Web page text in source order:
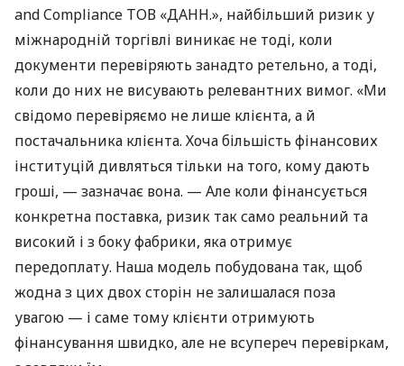
and Compliance ТОВ «ДАНН.», найбільший ризик у
міжнародній торгівлі виникає не тоді, коли
документи перевіряють занадто ретельно, а тоді,
коли до них не висувають релевантних вимог. «Ми
свідомо перевіряємо не лише клієнта, а й
постачальника клієнта. Хоча більшість фінансових
інституцій дивляться тільки на того, кому дають
гроші, — зазначає вона. — Але коли фінансується
конкретна поставка, ризик так само реальний та
високий і з боку фабрики, яка отримує
передоплату. Наша модель побудована так, щоб
жодна з цих двох сторін не залишалася поза
увагою — і саме тому клієнти отримують
фінансування швидко, але не всупереч перевіркам,